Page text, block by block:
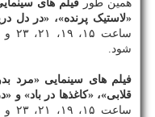
همین طور
«لاستیک پرنده»، «در دل
شود.
قلابی»، «کاغذها در باد» و